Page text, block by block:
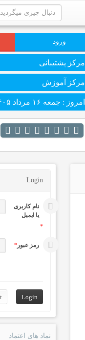
ورود
مرکز پشتیبانی
مرکز آموزش
امروز : جمعه ۱۶ مرداد ۱۴۰۵
Login
نام کاربری
یا ایمیل
*
رمز عبور*
نماد های اعتماد